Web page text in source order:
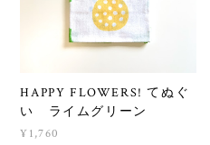
HAPPY FLOWERS! てぬぐ
い ライムグリーン
¥1,760